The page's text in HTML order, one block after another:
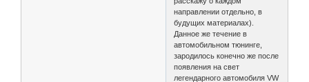
направлении отдельно, в
будущих материалах).
Данное же течение в
автомобильном тюнинге,
зародилось конечно же после
появления на свет
легендарного автомобиля VW